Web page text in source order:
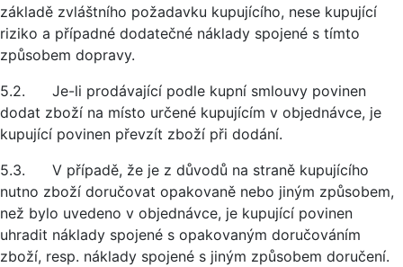
základě zvláštního požadavku kupujícího, nese kupující
riziko a případné dodatečné náklady spojené s tímto
způsobem dopravy.
5.2. Je-li prodávající podle kupní smlouvy povinen
dodat zboží na místo určené kupujícím v objednávce, je
kupující povinen převzít zboží při dodání.
5.3. V případě, že je z důvodů na straně kupujícího
nutno zboží doručovat opakovaně nebo jiným způsobem,
než bylo uvedeno v objednávce, je kupující povinen
uhradit náklady spojené s opakovaným doručováním
zboží, resp. náklady spojené s jiným způsobem doručení.